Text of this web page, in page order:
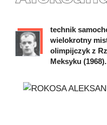
technik
wielokrotny
olimpijczyk z
Meksyku (1968).